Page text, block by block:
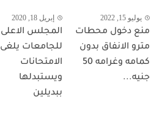
يوليو 15, 2022
منع دخول محطات
مترو الانفاق بدون
كمامه وغرامه 50
جنيه...
إبريل 18, 2020
المجلس الاعلى
للجامعات يلغى
الامتحانات
ويستبدلها
ببديلين